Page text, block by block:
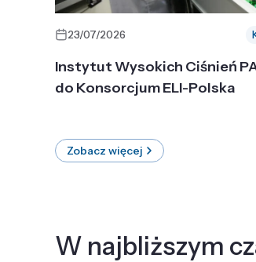
23/07/2026
Instytut Wysokich Ciśnień
do Konsorcjum ELI-Polska
Zobacz więcej
W najbliższym